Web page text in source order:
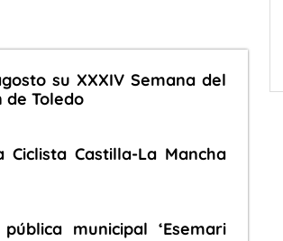
su XXXIV Semana del
de Toledo
Castilla-La Mancha
municipal ‘Esemari